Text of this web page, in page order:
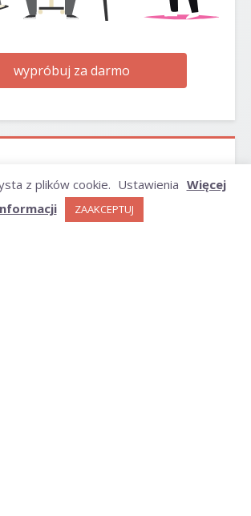
wypróbuj za darmo
z plików cookie. Ustawienia Więcej
ZAAKCEPTUJ